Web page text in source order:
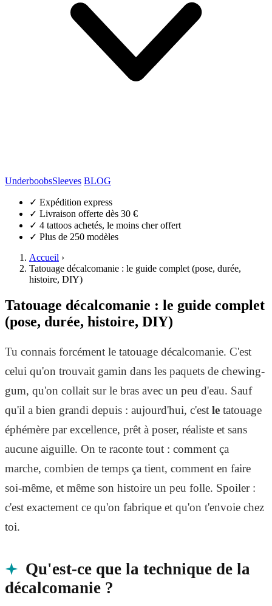
UnderboobsSleeves BLOG
✓ Expédition express
✓ Livraison offerte dès 30 €
✓ 4 tattoos achetés, le moins cher offert
✓ Plus de 250 modèles
Accueil ›
Tatouage décalcomanie : le guide complet (pose, durée,
histoire, DIY)
Tatouage décalcomanie : le guide complet
(pose, durée, histoire, DIY)
Tu connais forcément le tatouage décalcomanie. C'est
celui qu'on trouvait gamin dans les paquets de chewing-
gum, qu'on collait sur le bras avec un peu d'eau. Sauf
qu'il a bien grandi depuis : aujourd'hui, c'est le tatouage
éphémère par excellence, prêt à poser, réaliste et sans
aucune aiguille. On te raconte tout : comment ça
marche, combien de temps ça tient, comment en faire
soi-même, et même son histoire un peu folle. Spoiler :
c'est exactement ce qu'on fabrique et qu'on t'envoie chez
toi.
Qu'est-ce que la technique de la
décalcomanie ?